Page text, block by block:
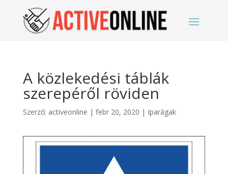
A közlekedési táblák
szerepéről röviden
Szerző: activeonline | febr 20, 2020 | Iparágak